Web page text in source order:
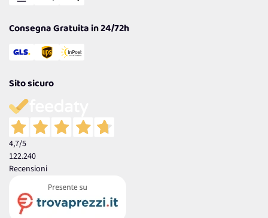
Consegna Gratuita in 24/72h
Sito sicuro
4,7/5
122.240
Recensioni